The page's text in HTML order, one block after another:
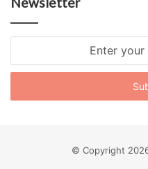
Email
© Copyright